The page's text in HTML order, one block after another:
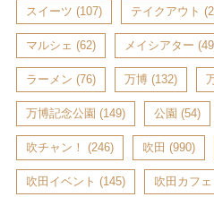
スイーツ (107) テイクアウト
マルシェ (62) メイシアター
ラーメン (76) 万博 (132)
万博記念公園 (149) 公園 (54)
吹チャン！ (246) 吹田 (990)
吹田イベント (145) 吹田カフェ